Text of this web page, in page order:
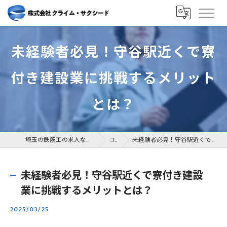
未経験者必見！守谷駅近くで寮
付き建設業に挑戦するメリット
とは？
埼玉の鉄筋工の求人なら株式会社クライム・サクシード コラム 未経験者必見！守谷駅近くで寮付き建設業に挑戦するメリットとは？
未経験者必見！守谷駅近くで寮付き建設
業に挑戦するメリットとは？
2025/03/25